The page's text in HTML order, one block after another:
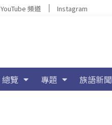
YouTube 頻道 Instagram
總覽 專題 族語新聞